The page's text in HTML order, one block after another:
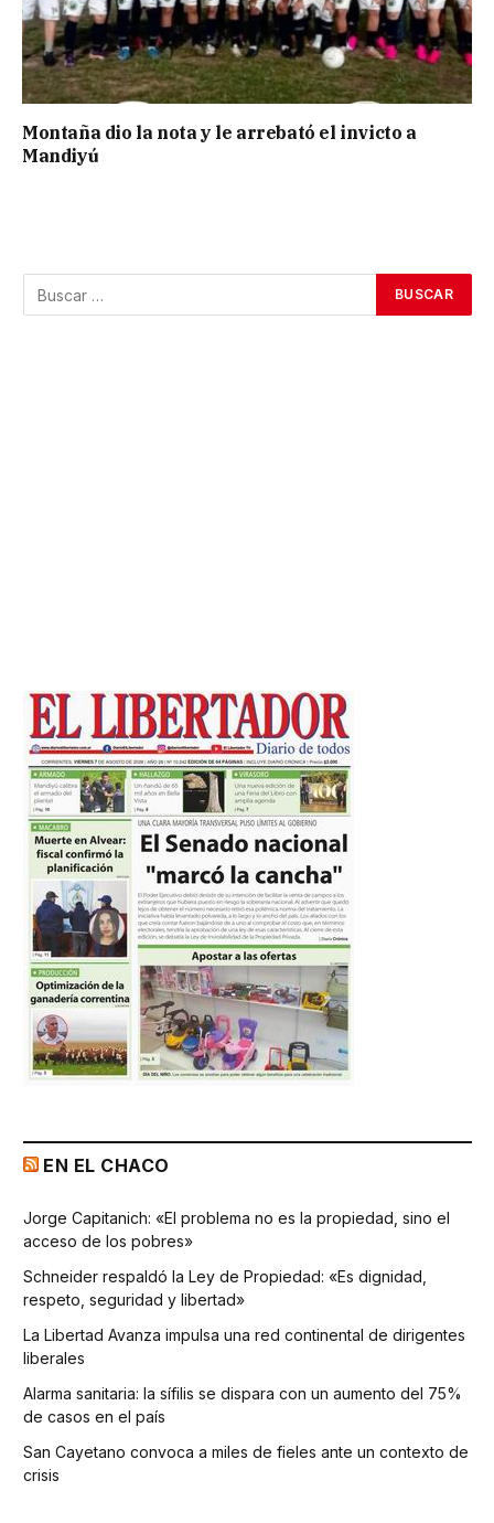
Montaña dio la nota y le arrebató el invicto a
Mandiyú
EN EL CHACO
Jorge Capitanich: «El problema no es la propiedad, sino el
acceso de los pobres»
Schneider respaldó la Ley de Propiedad: «Es dignidad,
respeto, seguridad y libertad»
La Libertad Avanza impulsa una red continental de dirigentes
liberales
Alarma sanitaria: la sífilis se dispara con un aumento del 75%
de casos en el país
San Cayetano convoca a miles de fieles ante un contexto de
crisis